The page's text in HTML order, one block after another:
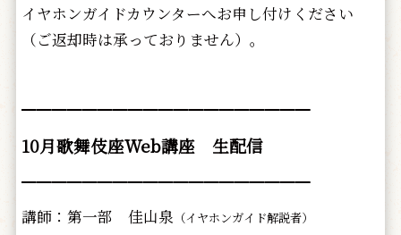
イヤホンガイドカウンターへお申し付けください
（ご返却時は承っておりません）。
━━━━━━━━━━━━━━━━━━━
10月歌舞伎座Web講座 生配信
━━━━━━━━━━━━━━━━━━━
講師：第一部 佳山泉 （イヤホンガイド解説者）